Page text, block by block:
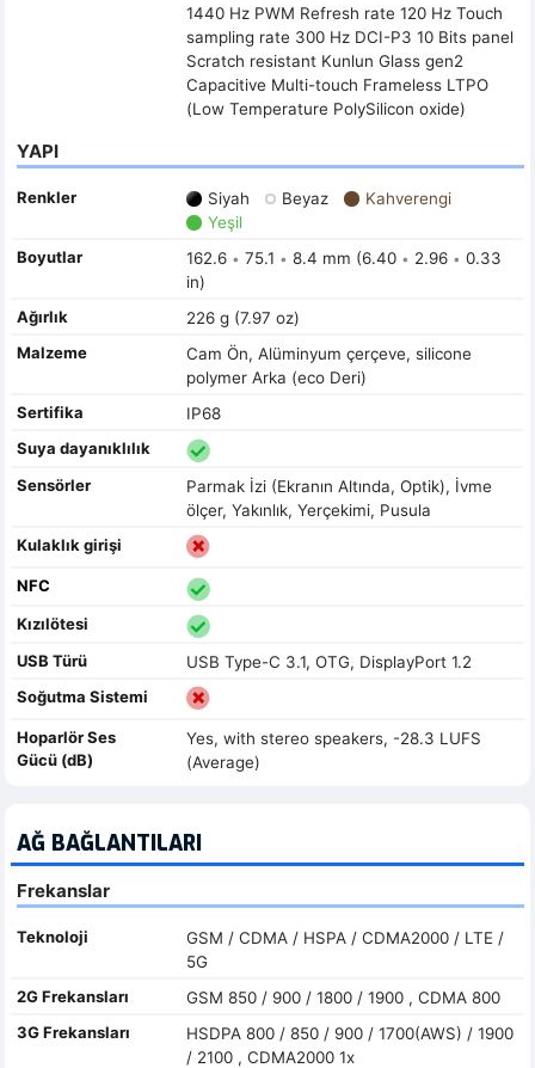
1440 Hz PWM Refresh rate 120 Hz Touch
sampling rate 300 Hz DCI-P3 10 Bits panel
Scratch resistant Kunlun Glass gen2
Capacitive Multi-touch Frameless LTPO
(Low Temperature PolySilicon oxide)
YAPI
Renkler Siyah Beyaz
Kahverengi
Yeşil
Boyutlar
162.6 • 75.1 • 8.4 mm (6.40 • 2.96 • 0.33
in)
Ağırlık
226 g (7.97 oz)
Malzeme
Cam Ön, Alüminyum çerçeve, silicone
polymer Arka (eco Deri)
Sertifika
IP68
Suya dayanıklılık
Sensörler
Parmak İzi (Ekranın Altında, Optik), İvme
ölçer, Yakınlık, Yerçekimi, Pusula
Kulaklık girişi
NFC
Kızılötesi
USB Türü
USB Type-C 3.1, OTG, DisplayPort 1.2
Soğutma Sistemi
Hoparlör Ses
Gücü (dB)
Yes, with stereo speakers, -28.3 LUFS
(Average)
AĞ BAĞLANTILARI
Frekanslar
Teknoloji
GSM / CDMA / HSPA / CDMA2000 / LTE /
5G
2G Frekansları
GSM 850 / 900 / 1800 / 1900 , CDMA 800
3G Frekansları
HSDPA 800 / 850 / 900 / 1700(AWS) / 1900
/ 2100 , CDMA2000 1x